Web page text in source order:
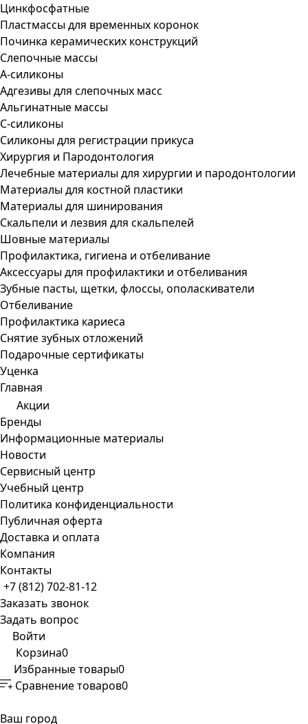
Цинкфосфатные
Пластмассы для временных коронок
Починка керамических конструкций
Слепочные массы
А-силиконы
Адгезивы для слепочных масс
Альгинатные массы
С-силиконы
Силиконы для регистрации прикуса
Хирургия и Пародонтология
Лечебные материалы для хирургии и пародонтологии
Материалы для костной пластики
Материалы для шинирования
Скальпели и лезвия для скальпелей
Шовные материалы
Профилактика, гигиена и отбеливание
Аксессуары для профилактики и отбеливания
Зубные пасты, щетки, флоссы, ополаскиватели
Отбеливание
Профилактика кариеса
Снятие зубных отложений
Подарочные сертификаты
Уценка
Главная
Акции
Бренды
Информационные материалы
Новости
Сервисный центр
Учебный центр
Политика конфиденциальности
Публичная оферта
Доставка и оплата
Компания
Контакты
+7 (812) 702-81-12
Заказать звонок
Задать вопрос
Войти
Корзина0
Избранные товары0
Сравнение товаров0
Ваш город